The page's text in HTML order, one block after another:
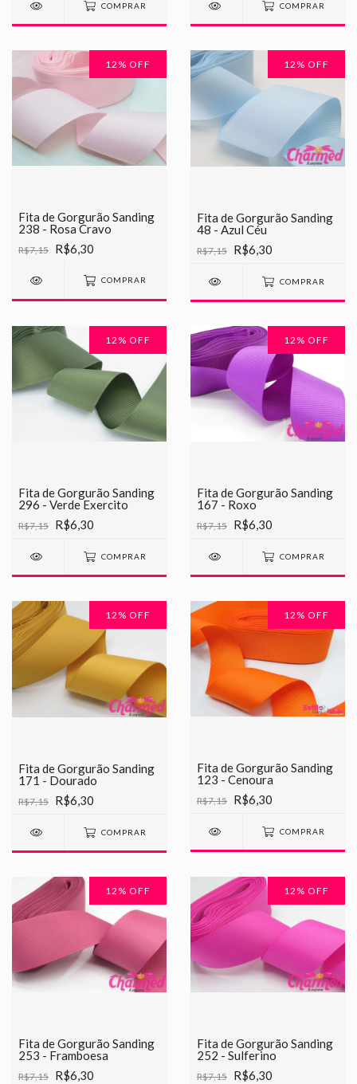
COMPRAR COMPRAR
12 % OFF
Fita de Gorgurão Sanding
238 - Rosa Cravo
R$7,15 R$6,30
COMPRAR
12 % OFF
Fita de Gorgurão Sanding
48 - Azul Céu
R$7,15 R$6,30
COMPRAR
12 % OFF
Fita de Gorgurão Sanding
296 - Verde Exercito
R$7,15 R$6,30
COMPRAR
12 % OFF
Fita de Gorgurão Sanding
167 - Roxo
R$7,15 R$6,30
COMPRAR
12 % OFF
Fita de Gorgurão Sanding
171 - Dourado
R$7,15 R$6,30
COMPRAR
12 % OFF
Fita de Gorgurão Sanding
123 - Cenoura
R$7,15 R$6,30
COMPRAR
12 % OFF
Fita de Gorgurão Sanding
253 - Framboesa
R$7,15 R$6,30
12 % OFF
Fita de Gorgurão Sanding
252 - Sulferino
R$7,15 R$6,30